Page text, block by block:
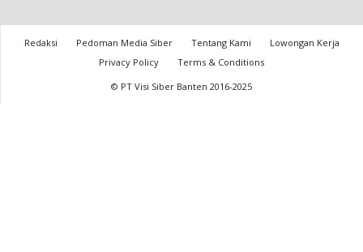
Redaksi Pedoman Media Siber Tentang Kami
Lowongan Kerja
Privacy Policy
Terms & Conditions
© PT Visi Siber Banten 2016-2025